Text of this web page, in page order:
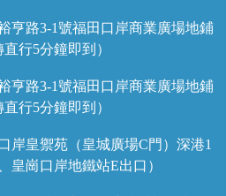
亨路3-1號福田口岸商業廣場地鋪
行5分鐘即到）
亨路3-1號福田口岸商業廣場地鋪
行5分鐘即到）
岸皇禦苑（皇城廣場C門）深港1
皇崗口岸地鐵站E出口）